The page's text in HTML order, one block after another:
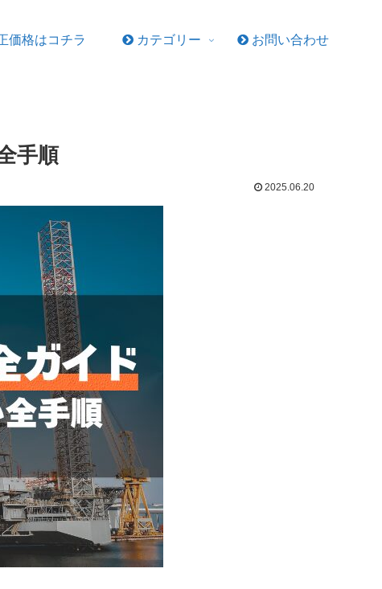
価格はコチラ カテゴリー お問い合わせ
手順
2025.06.20